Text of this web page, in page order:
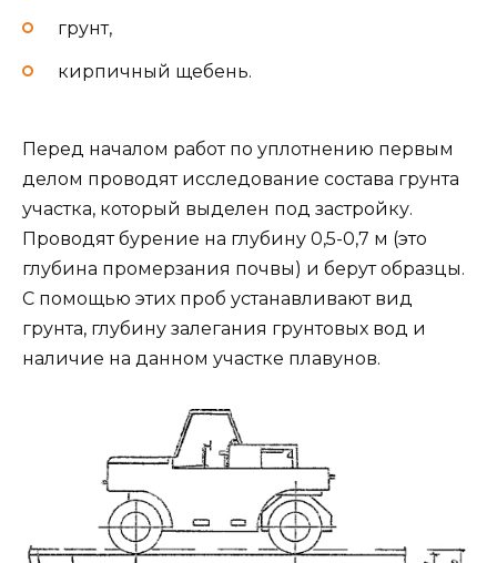
грунт,
кирпичный щебень.
Перед началом работ по уплотнению первым
делом проводят исследование состава грунта
участка, который выделен под застройку.
Проводят бурение на глубину 0,5-0,7 м (это
глубина промерзания почвы) и берут образцы.
С помощью этих проб устанавливают вид
грунта, глубину залегания грунтовых вод и
наличие на данном участке плавунов.